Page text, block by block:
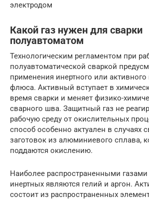
электродом
Какой газ нужен для сварки
полуавтоматом
Технологическим регламентом при
полуавтоматической сваркой
применения инертного или активного
флюса. Активный вступает в
время сварки и меняет физико-
сварного шва. Защитный газ не
рабочую среду от окислительных
способ особенно актуален в случаях
заготовок из алюминиевого сплава,
поддаются окислению.
Наиболее распространенными газами
инертных являются гелий и аргон.
состоит из распространенных